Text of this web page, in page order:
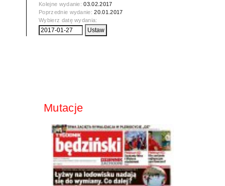
Kolejne wydanie:03.02.2017
Poprzednie wydanie:20.01.2017
Wybierz datę wydania:
Mutacje